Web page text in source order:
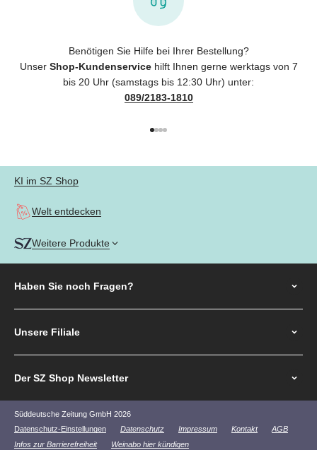
Benötigen Sie Hilfe bei Ihrer Bestellung?
Unser Shop-Kundenservicehilft Ihnen gerne werktags von 7
bis 20 Uhr (samstags bis 12:30 Uhr) unter:
089/2183-1810
KI im SZ Shop
Welt entdecken
Weitere Produkte
Haben Sie noch Fragen?
Unsere Filiale
Der SZ Shop Newsletter
Süddeutsche Zeitung GmbH 2026
Datenschutz-Einstellungen
Datenschutz Impressum Kontakt
AGB
Infos zur Barrierefreiheit
Weinabo hier kündigen